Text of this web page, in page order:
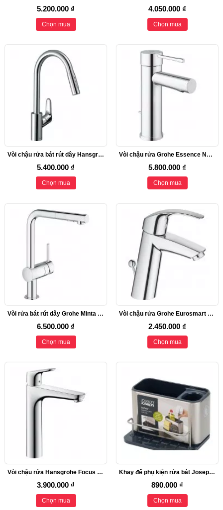
5.200.000 ₫
Chọn mua
4.050.000 ₫
Chọn mua
Vòi chậu rửa bát rút dây Hansgrohe Focus 31815000
5.400.000 ₫
Chọn mua
Vòi chậu rửa Grohe Essence New S-Size 32898001
5.800.000 ₫
Chọn mua
Vòi rửa bát rút dây Grohe Minta 30274000
6.500.000 ₫
Chọn mua
Vòi chậu rửa Grohe Eurosmart 23322001
2.450.000 ₫
Chọn mua
Vòi chậu rửa Hansgrohe Focus 190 32701001
3.900.000 ₫
Chọn mua
Khay để phụ kiện rửa bát Joseph Joseph Surface 85112
890.000 ₫
Chọn mua